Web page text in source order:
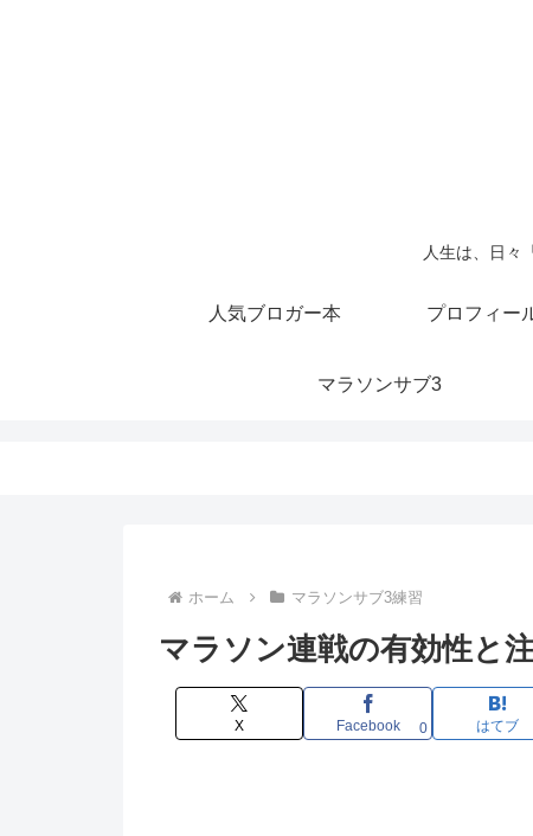
人生は、日々
人気ブロガー本 プロフィー
マラソンサブ3
ホーム マラソンサブ3練習
マラソン連戦の有効性と
X Facebook 0 はてブ